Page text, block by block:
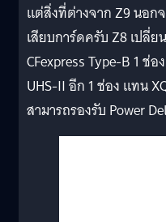
แต่สิ่งที่ต่างจาก Z9 นอก
เสียบการ์ดครับ Z8 เปลี่ย
CFexpress Type-B 1 ช่อ
UHS-II อีก 1 ช่อง แทน
สามารถรองรับ Power